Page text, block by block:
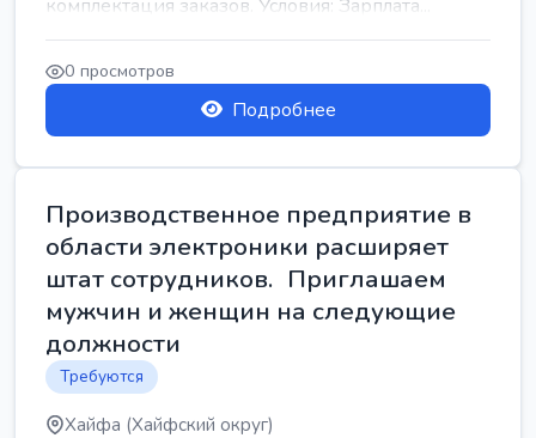
комплектация заказов. Условия: Зарплата...
0 просмотров
Подробнее
Производственное предприятие в
области электроники расширяет
штат сотрудников. Приглашаем
мужчин и женщин на следующие
должности
Требуются
Хайфа (Хайфский округ)